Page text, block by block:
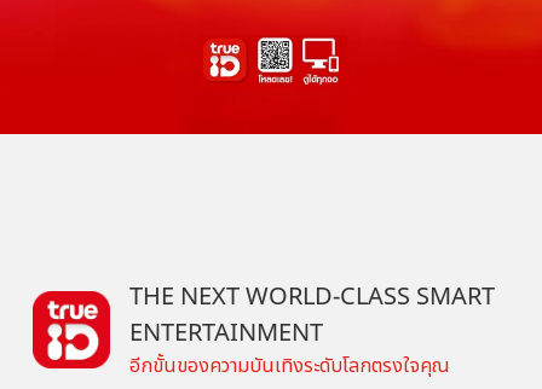
THE NEXT WORLD-CLASS SMART
ENTERTAINMENT
อีกขั้นของความบันเทิงระดับโลกตรงใจคุณ